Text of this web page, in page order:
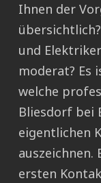
Ihnen der
und
moderat? Es
welche
Bliesdorf bei
eigentlichen
auszeichnen.
ersten